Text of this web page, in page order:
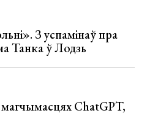
З успамінаў пра
Танка ў Лодзь
ChatGPT,